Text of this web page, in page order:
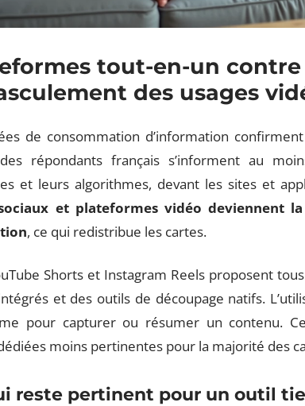
tout-en-un contre
des usages
de consommation d’information
répondants français s’informent au
et leurs algorithmes, devant les sites et
et plateformes vidéo deviennent
, ce qui redistribue les cartes.
Shorts et Instagram Reels proposent
et des outils de découpage natifs.
pour capturer ou résumer un contenu.
moins pertinentes pour la majorité des
reste pertinent pour un outil